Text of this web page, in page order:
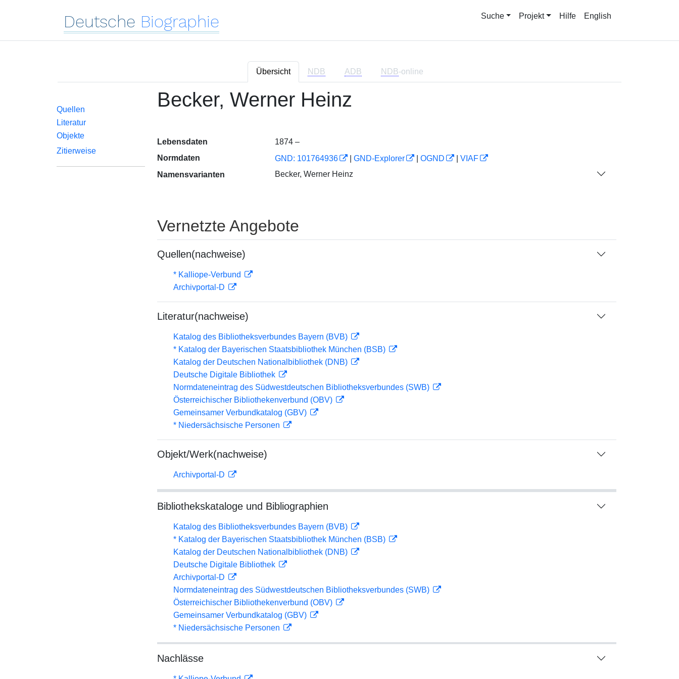
Deutsche Biographie Suche Projekt Hilfe English
Übersicht NDB ADB NDB-online
Quellen
Literatur
Objekte
Zitierweise
Becker, Werner Heinz
Lebensdaten
1874 –
Normdaten
GND: 101764936 GND-Explorer OGND
VIAF
Namensvarianten
Becker, Werner Heinz
Vernetzte Angebote
Quellen(nachweise)
* Kalliope-Verbund
Archivportal-D
Literatur(nachweise)
Katalog des Bibliotheksverbundes Bayern (BVB)
* Katalog der Bayerischen Staatsbibliothek München (BSB)
Katalog der Deutschen Nationalbibliothek (DNB)
Deutsche Digitale Bibliothek
Normdateneintrag des Südwestdeutschen Bibliotheksverbundes (SWB)
Österreichischer Bibliothekenverbund (OBV)
Gemeinsamer Verbundkatalog (GBV)
* Niedersächsische Personen
Objekt/Werk(nachweise)
Archivportal-D
Bibliothekskataloge und Bibliographien
Katalog des Bibliotheksverbundes Bayern (BVB)
* Katalog der Bayerischen Staatsbibliothek München (BSB)
Katalog der Deutschen Nationalbibliothek (DNB)
Deutsche Digitale Bibliothek
Archivportal-D
Normdateneintrag des Südwestdeutschen Bibliotheksverbundes (SWB)
Österreichischer Bibliothekenverbund (OBV)
Gemeinsamer Verbundkatalog (GBV)
* Niedersächsische Personen
Nachlässe